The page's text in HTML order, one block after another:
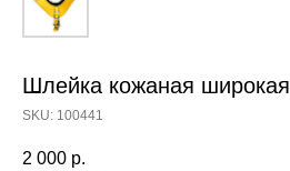
Шлейка кожаная широкая
SKU: 100441
2 000 р.